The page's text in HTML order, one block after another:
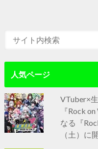
人気ページ
VTuber×
『Rock
なる『
（土）に